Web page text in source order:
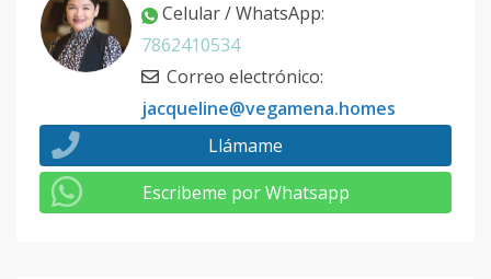
Celular / WhatsApp:
7862410534
Correo electrónico:
jacqueline@vegamena.homes
Llámame
Escribeme por Whatsapp